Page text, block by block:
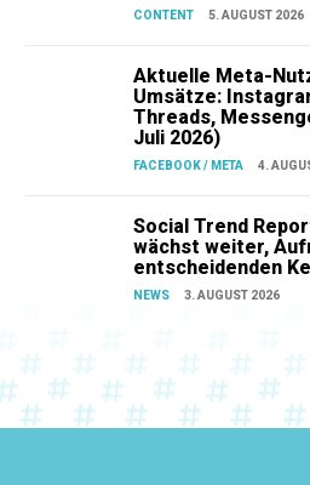
CONTENT 5. AUGUST 2026
Aktuelle Meta-
Umsätze:
Threads,
Juli 2026)
FACEBOOK / META 4.
Social Trend
wächst weiter,
entscheidenden
NEWS 3. AUGUST 2026